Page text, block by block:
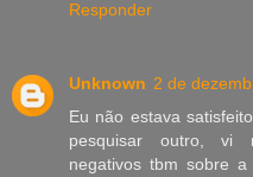
Responder
Unknown 2 de
Eu não estava
pesquisar outro, vi
negativos tbm sobre